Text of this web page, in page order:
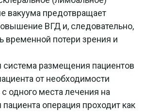
вакуума предотвращает
ВГД и, следовательно,
временной потери зрения и
система размещения пациентов
от необходимости
одного места лечения на
операция проходит как